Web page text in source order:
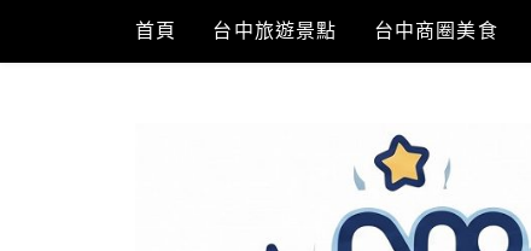
content
首頁 台中旅遊景點 台中商圈美食